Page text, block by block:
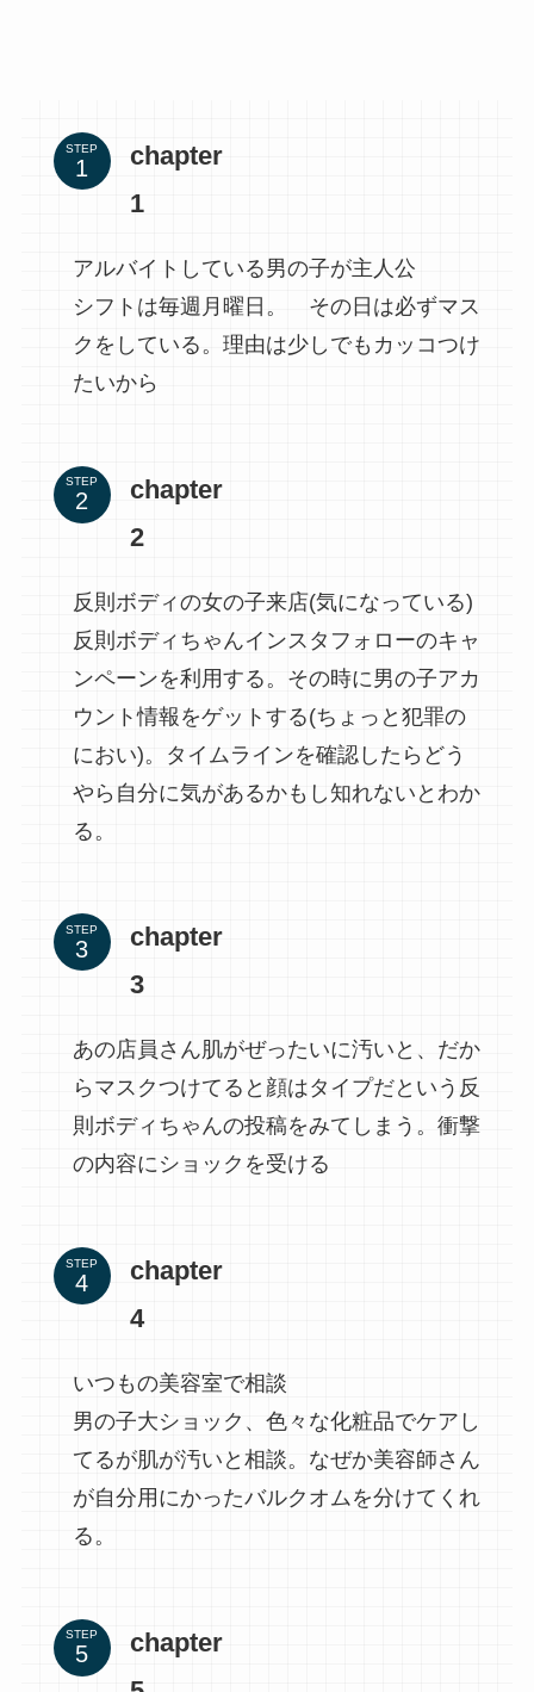
STEP
chapter
1
アルバイトしている男の子が主人公
シフトは毎週月曜日。 その日は必ずマス
クをしている。理由は少しでもカッコつけ
たいから
STEP
chapter
2
反則ボディの女の子来店(気になっている)
反則ボディちゃんインスタフォローのキャ
ンペーンを利用する。その時に男の子アカ
ウント情報をゲットする(ちょっと犯罪の
におい)。タイムラインを確認したらどう
やら自分に気があるかもし知れないとわか
る。
STEP
chapter
3
あの店員さん肌がぜったいに汚いと、だか
らマスクつけてると顔はタイプだという反
則ボディちゃんの投稿をみてしまう。衝撃
の内容にショックを受ける
STEP
chapter
4
いつもの美容室で相談
男の子大ショック、色々な化粧品でケアし
てるが肌が汚いと相談。なぜか美容師さん
が自分用にかったバルクオムを分けてくれ
る。
STEP
chapter